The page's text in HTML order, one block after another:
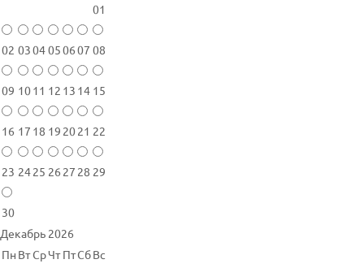
01
02 0304050607 08
09 1011 12 13 14 15
16 17 18 19 2021 22
23 2425 26 27 28 29
30
Декабрь 2026
Пн ВтСрЧт ПтСбВс